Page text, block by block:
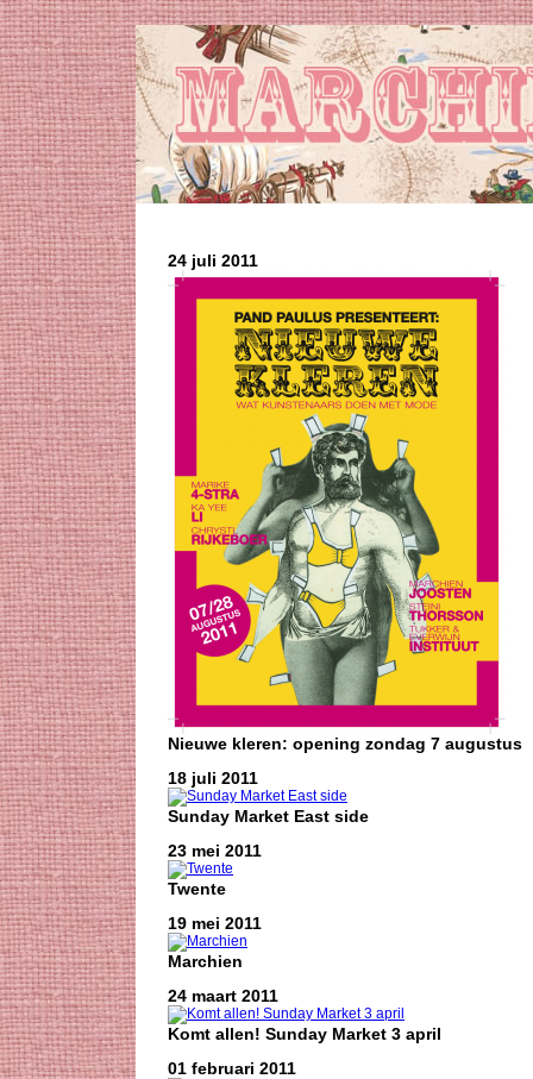
24 juli 2011
Nieuwe kleren: opening zondag 7 augustus
18 juli 2011
Sunday Market East side
23 mei 2011
Twente
19 mei 2011
Marchien
24 maart 2011
Komt allen! Sunday Market 3 april
01 februari 2011